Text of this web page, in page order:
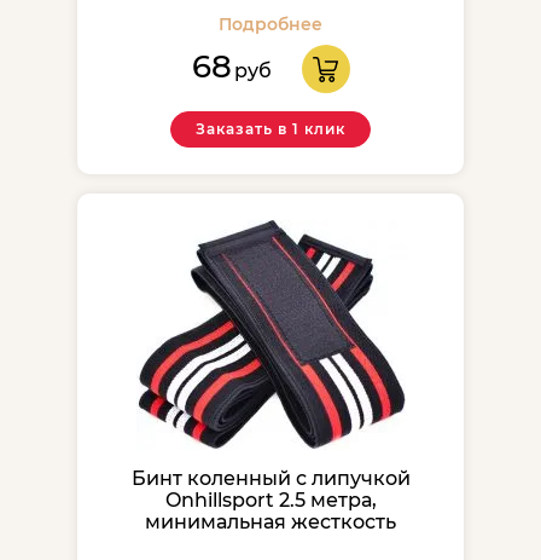
Подробнее
68 руб
Заказать в 1 клик
Бинт коленный с липучкой
Onhillsport 2.5 метра,
минимальная жесткость